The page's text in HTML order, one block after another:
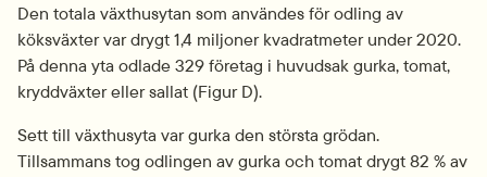
Den totala växthusytan som användes för odling av
köksväxter var drygt 1,4 miljoner kvadratmeter under 2020.
På denna yta odlade 329 företag i huvudsak gurka, tomat,
kryddväxter eller sallat (Figur D).
Sett till växthusyta var gurka den största grödan.
Tillsammans tog odlingen av gurka och tomat drygt 82 % av